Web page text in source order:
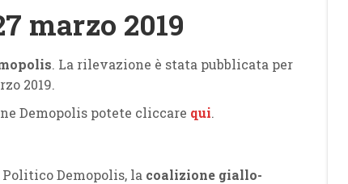
marzo 2019
. La rilevazione è stata pubblicata per
2019.
Demopolis potete cliccare qui.
Demopolis, la coalizione giallo-